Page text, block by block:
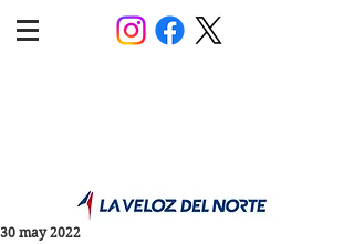
30 may 2022